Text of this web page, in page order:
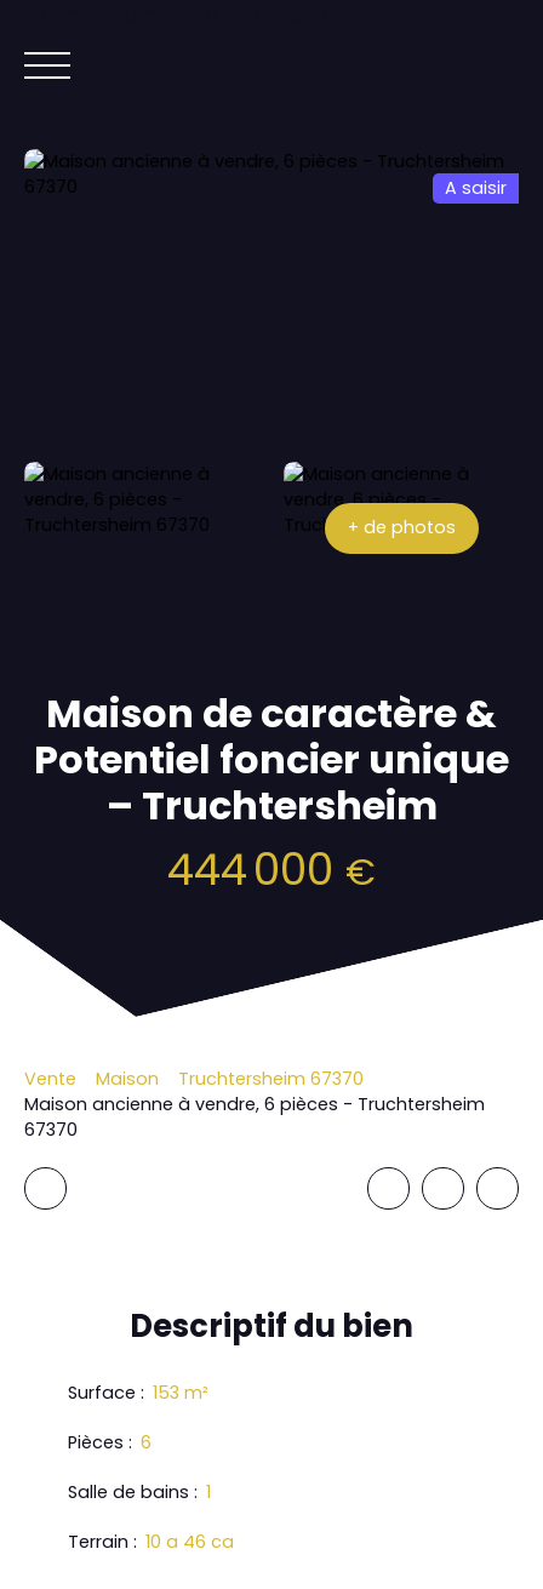
ACCUEIL ACHETER
IMMOBILIER NEUF
A saisir
+ de photos
Maison de caractère &
Potentiel foncier unique
– Truchtersheim
444 000 €
Vente Maison
Truchtersheim 67370
Maison ancienne à vendre, 6 pièces - Truchtersheim
67370
Descriptifdu bien
Surface : 153 m²
Pièces : 6
Salle de bains : 1
Terrain : 10 a 46 ca